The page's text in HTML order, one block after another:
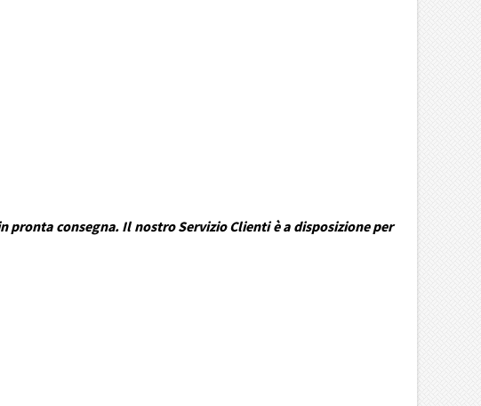
consegna. Il nostro Servizio Clienti è a disposizione per